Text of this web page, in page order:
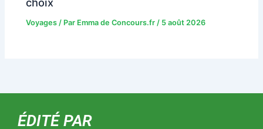
choix
Voyages / Par Emma de Concours.fr/ 5 août 2026
ÉDITÉ PAR